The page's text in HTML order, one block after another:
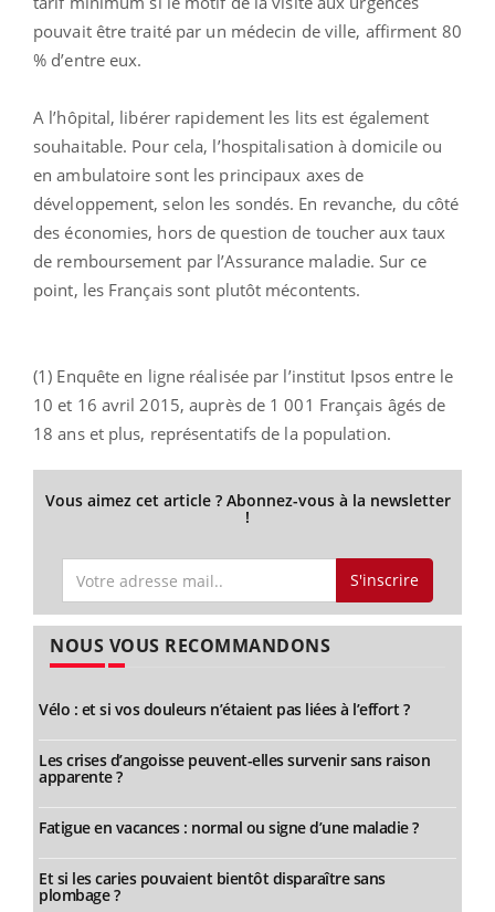
pouvait être traité par un médecin de ville, affirment 80
% d’entre eux.
A l’hôpital, libérer rapidement les lits est également
souhaitable. Pour cela, l’hospitalisation à domicile ou
en ambulatoire sont les principaux axes de
développement, selon les sondés. En revanche, du côté
des économies, hors de question de toucher aux taux
de remboursement par l’Assurance maladie. Sur ce
point, les Français sont plutôt mécontents.
(1) Enquête en ligne réalisée par l’institut Ipsos entre le
10 et 16 avril 2015, auprès de 1 001 Français âgés de
18 ans et plus, représentatifs de la population.
Vous aimez cet article ? Abonnez-vous à la newsletter
!
S'inscrire
NOUS VOUS RECOMMANDONS
Vélo : et si vos douleurs n’étaient pas liées à l’effort ?
Les crises d’angoisse peuvent-elles survenir sans raison
apparente ?
Fatigue en vacances : normal ou signe d’une maladie ?
Et si les caries pouvaient bientôt disparaître sans
plombage ?